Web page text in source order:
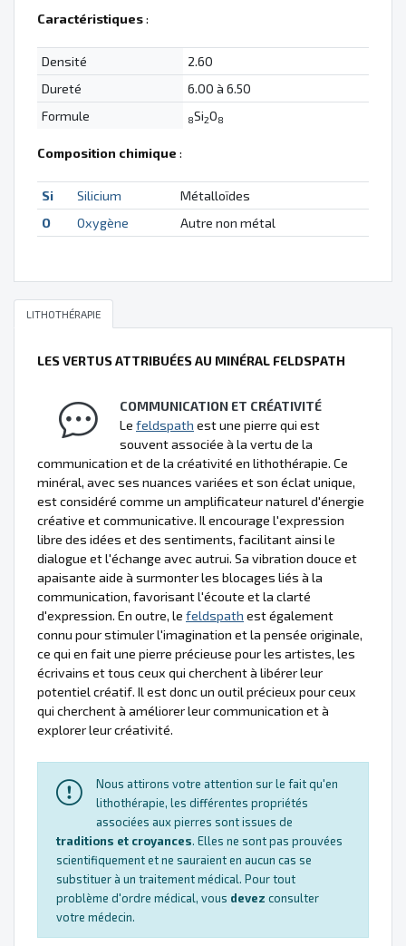
Caractéristiques:
Densité
2.60
Dureté
6.00 à 6.50
Formule
8Si2O8
Composition chimique :
Si Silicium
Métalloïdes
O
Oxygène Autre non métal
LITHOTHÉRAPIE
LES VERTUS ATTRIBUÉES AU MINÉRAL FELDSPATH
COMMUNICATION ET CRÉATIVITÉ
Le feldspath est une pierre qui est
souvent associée à la vertu de la
communication et de la créativité en lithothérapie. Ce
minéral, avec ses nuances variées et son éclat unique,
est considéré comme un amplificateur naturel d'énergie
créative et communicative. Il encourage l'expression
libre des idées et des sentiments, facilitant ainsi le
dialogue et l'échange avec autrui. Sa vibration douce et
apaisante aide à surmonter les blocages liés à la
communication, favorisant l'écoute et la clarté
d'expression. En outre, le feldspath est également
connu pour stimuler l'imagination et la pensée originale,
ce qui en fait une pierre précieuse pour les artistes, les
écrivains et tous ceux qui cherchent à libérer leur
potentiel créatif. Il est donc un outil précieux pour ceux
qui cherchent à améliorer leur communication et à
explorer leur créativité.
Nous attirons votre attention sur le fait qu'en
lithothérapie, les différentes propriétés
associées aux pierres sont issues de
traditions et croyances. Elles ne sont pas prouvées
scientifiquement et ne sauraient en aucun cas se
substituer à un traitement médical. Pour tout
problème d'ordre médical, vous devez consulter
votre médecin.